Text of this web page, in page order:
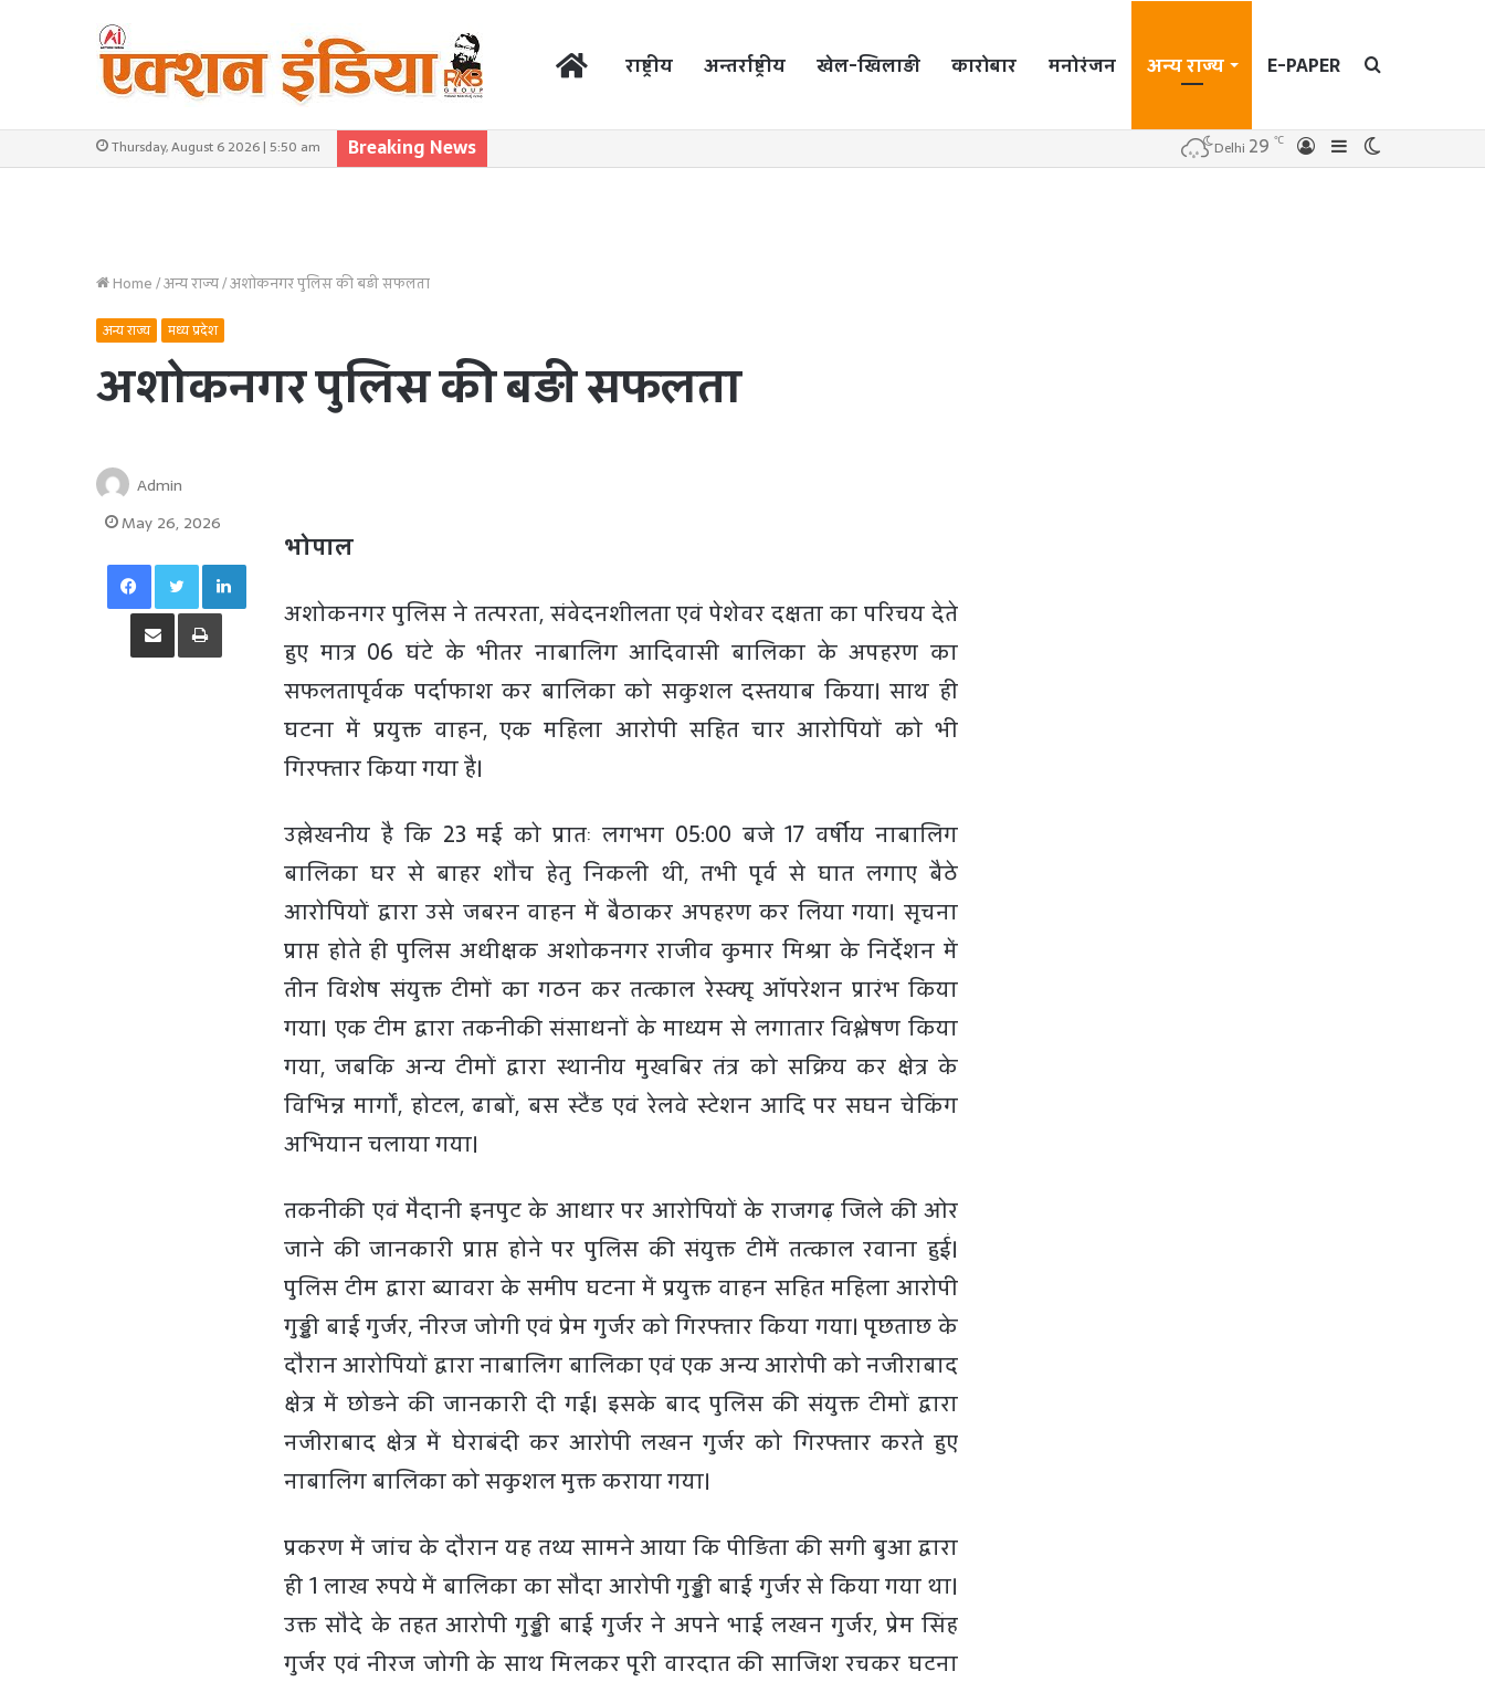
राष्ट्रीय अन्तर्राष्ट्रीय खेल-खिलाड़ी कारोबार मनोरंजन अन्य राज्य E-PAPER Search
Thursday, August 6 2026 | 5:50 am Breaking News Sidebar
Log
Delhi 29 ℃
Home/अन्य राज्य/अशोकनगर पुलिस की बड़ी सफलता
अन्य राज्य मध्य प्रदेश
अशोकनगर पुलिस की बड़ी सफलता
भोपाल
अशोकनगर पुलिस ने तत्परता, संवेदनशीलता एवं पेशेवर दक्षता का परिचय देते
हुए मात्र 06 घंटे के भीतर नाबालिग आदिवासी बालिका के अपहरण का
सफलतापूर्वक पर्दाफाश कर बालिका को सकुशल दस्तयाब किया। साथ ही
घटना में प्रयुक्त वाहन, एक महिला आरोपी सहित चार आरोपियों को भी
गिरफ्तार किया गया है।
उल्लेखनीय है कि 23 मई को प्रातः लगभग 05:00 बजे 17 वर्षीय नाबालिग
बालिका घर से बाहर शौच हेतु निकली थी, तभी पूर्व से घात लगाए बैठे
आरोपियों द्वारा उसे जबरन वाहन में बैठाकर अपहरण कर लिया गया। सूचना
प्राप्त होते ही पुलिस अधीक्षक अशोकनगर राजीव कुमार मिश्रा के निर्देशन में
तीन विशेष संयुक्त टीमों का गठन कर तत्काल रेस्क्यू ऑपरेशन प्रारंभ किया
गया। एक टीम द्वारा तकनीकी संसाधनों के माध्यम से लगातार विश्लेषण किया
गया, जबकि अन्य टीमों द्वारा स्थानीय मुखबिर तंत्र को सक्रिय कर क्षेत्र के
विभिन्न मार्गों, होटल, ढाबों, बस स्टैंड एवं रेलवे स्टेशन आदि पर सघन चेकिंग
अभियान चलाया गया।
तकनीकी एवं मैदानी इनपुट के आधार पर आरोपियों के राजगढ़ जिले की ओर
जाने की जानकारी प्राप्त होने पर पुलिस की संयुक्त टीमें तत्काल रवाना हुईं।
पुलिस टीम द्वारा ब्यावरा के समीप घटना में प्रयुक्त वाहन सहित महिला आरोपी
गुड्डी बाई गुर्जर, नीरज जोगी एवं प्रेम गुर्जर को गिरफ्तार किया गया। पूछताछ के
दौरान आरोपियों द्वारा नाबालिग बालिका एवं एक अन्य आरोपी को नजीराबाद
क्षेत्र में छोड़ने की जानकारी दी गई। इसके बाद पुलिस की संयुक्त टीमों द्वारा
नजीराबाद क्षेत्र में घेराबंदी कर आरोपी लखन गुर्जर को गिरफ्तार करते हुए
नाबालिग बालिका को सकुशल मुक्त कराया गया।
प्रकरण में जांच के दौरान यह तथ्य सामने आया कि पीड़िता की सगी बुआ द्वारा
ही 1 लाख रुपये में बालिका का सौदा आरोपी गुड्डी बाई गुर्जर से किया गया था।
उक्त सौदे के तहत आरोपी गुड्डी बाई गुर्जर ने अपने भाई लखन गुर्जर, प्रेम सिंह
गुर्जर एवं नीरज जोगी के साथ मिलकर पूरी वारदात की साजिश रचकर घटना
Admin
May 26, 2026
Facebook Twitter LinkedIn
Share via Email Print